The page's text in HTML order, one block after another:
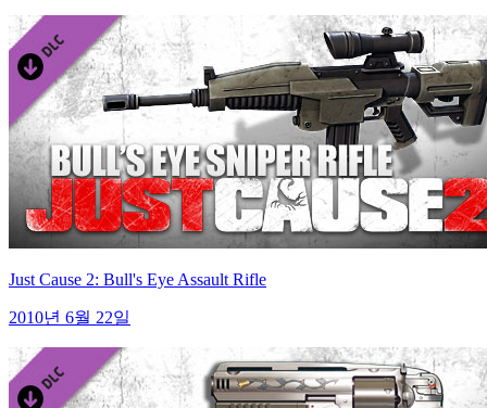
Just Cause 2: Bull's Eye Assault Rifle
2010년 6월 22일